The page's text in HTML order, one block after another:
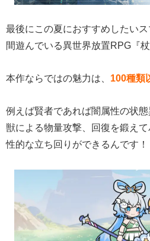
最後にこの夏におすすめしたい
間遊んでいる異世界放置RPG『杖
本作ならではの魅力は、 100種類
例えば賢者であれば闇属性の状
獣による物量攻撃、回復を鍛え
性的な立ち回りができるんです！